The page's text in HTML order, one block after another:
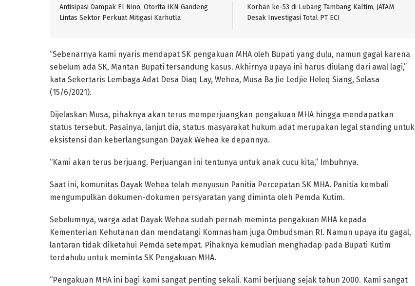
Antisipasi Dampak El Nino, Otorita IKN Gandeng
Lintas Sektor Perkuat Mitigasi Karhutla
Korban ke-53 di Lubang Tambang Kaltim, JATAM
Desak Investigasi Total PT ECI
“Sebenarnya kami nyaris mendapat SK pengakuan MHA oleh Bupati yang dulu, namun gagal karena
sebelum ada SK, Mantan Bupati tersandung kasus. Akhirnya upaya ini harus diulang dari awal lagi,”
kata Sekertaris Lembaga Adat Desa Diaq Lay, Wehea, Musa Ba Jie Ledjie Heleq Siang, Selasa
(15/6/2021).
Dijelaskan Musa, pihaknya akan terus memperjuangkan pengakuan MHA hingga mendapatkan
status tersebut. Pasalnya, lanjut dia, status masyarakat hukum adat merupakan legal standing untuk
eksistensi dan keberlangsungan Dayak Wehea ke depannya.
“Kami akan terus berjuang. Perjuangan ini tentunya untuk anak cucu kita,” Imbuhnya.
Saat ini, komunitas Dayak Wehea telah menyusun Panitia Percepatan SK MHA. Panitia kembali
mengumpulkan dokumen-dokumen persyaratan yang diminta oleh Pemda Kutim.
Sebelumnya, warga adat Dayak Wehea sudah pernah meminta pengakuan MHA kepada
Kementerian Kehutanan dan mendatangi Komnasham juga Ombudsman RI. Namun upaya itu gagal,
lantaran tidak diketahui Pemda setempat. Pihaknya kemudian menghadap pada Bupati Kutim
terdahulu untuk meminta SK Pengakuan MHA.
“Pengakuan MHA ini bagi kami sangat penting sekali. Kami berjuang sejak tahun 2000. Kami sangat